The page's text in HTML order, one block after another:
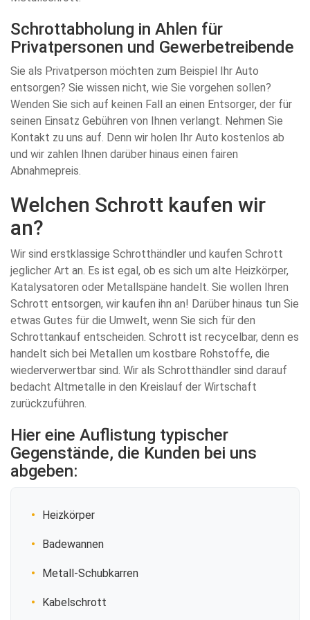
Schrottabholung in Ahlen für
Privatpersonen und Gewerbetreibende
Sie als Privatperson möchten zum Beispiel Ihr Auto
entsorgen? Sie wissen nicht, wie Sie vorgehen sollen?
Wenden Sie sich auf keinen Fall an einen Entsorger, der für
seinen Einsatz Gebühren von Ihnen verlangt. Nehmen Sie
Kontakt zu uns auf. Denn wir holen Ihr Auto kostenlos ab
und wir zahlen Ihnen darüber hinaus einen fairen
Abnahmepreis.
Welchen Schrott kaufen wir
an?
Wir sind erstklassige Schrotthändler und kaufen Schrott
jeglicher Art an. Es ist egal, ob es sich um alte Heizkörper,
Katalysatoren oder Metallspäne handelt. Sie wollen Ihren
Schrott entsorgen, wir kaufen ihn an! Darüber hinaus tun Sie
etwas Gutes für die Umwelt, wenn Sie sich für den
Schrottankauf entscheiden. Schrott ist recycelbar, denn es
handelt sich bei Metallen um kostbare Rohstoffe, die
wiederverwertbar sind. Wir als Schrotthändler sind darauf
bedacht Altmetalle in den Kreislauf der Wirtschaft
zurückzuführen.
Hier eine Auflistung typischer
Gegenstände, die Kunden bei uns
abgeben:
Heizkörper
Badewannen
Metall-Schubkarren
Kabelschrott